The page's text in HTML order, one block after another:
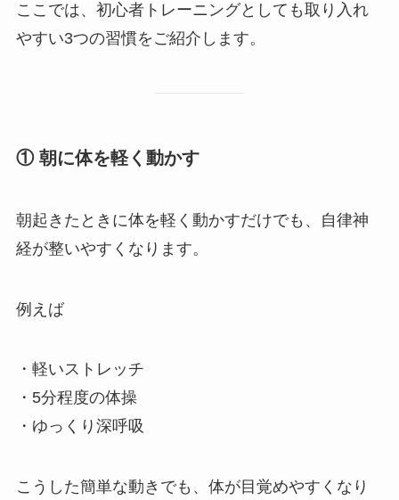
ここでは、初心者トレーニングとしても取り入れ
やすい3つの習慣をご紹介します。
① 朝に体を軽く動かす
朝起きたときに体を軽く動かすだけでも、自律神
経が整いやすくなります。
例えば
・軽いストレッチ
・5分程度の体操
・ゆっくり深呼吸
こうした簡単な動きでも、体が目覚めやすくなり